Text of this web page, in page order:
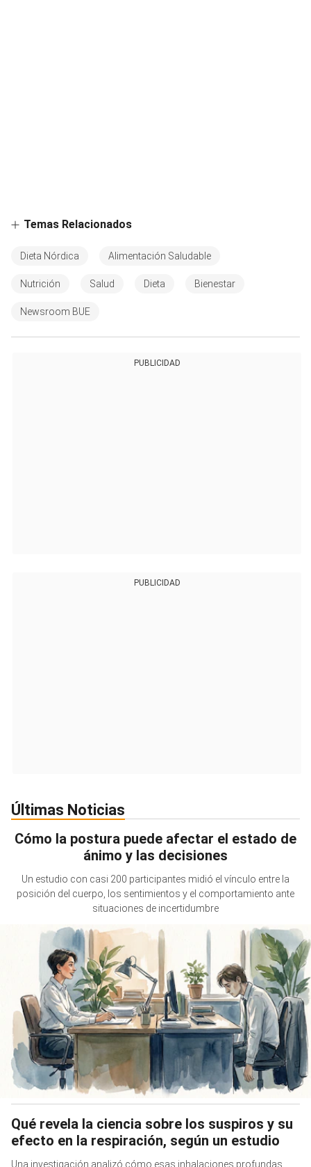
Temas Relacionados
Dieta Nórdica Alimentación Saludable
Nutrición Salud Dieta Bienestar
Newsroom BUE
PUBLICIDAD
PUBLICIDAD
Últimas Noticias
Cómo la postura puede afectar el estado de
ánimo y las decisiones
Un estudio con casi 200 participantes midió el vínculo entre la
posición del cuerpo, los sentimientos y el comportamiento ante
situaciones de incertidumbre
Qué revela la ciencia sobre los suspiros y su
efecto en la respiración, según un estudio
Una investigación analizó cómo esas inhalaciones profundas